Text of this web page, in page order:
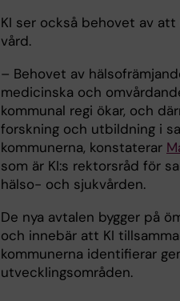
KI ser också behovet av
vård.
– Behovet av
medicinska och
kommunal regi ökar, och
forskning och utbildning i
kommunerna, konstaterar
som är KI:s rektorsråd för
hälso- och sjukvården.
De nya avtalen bygger på
och innebär att KI
kommunerna identifierar
utvecklingsområden.